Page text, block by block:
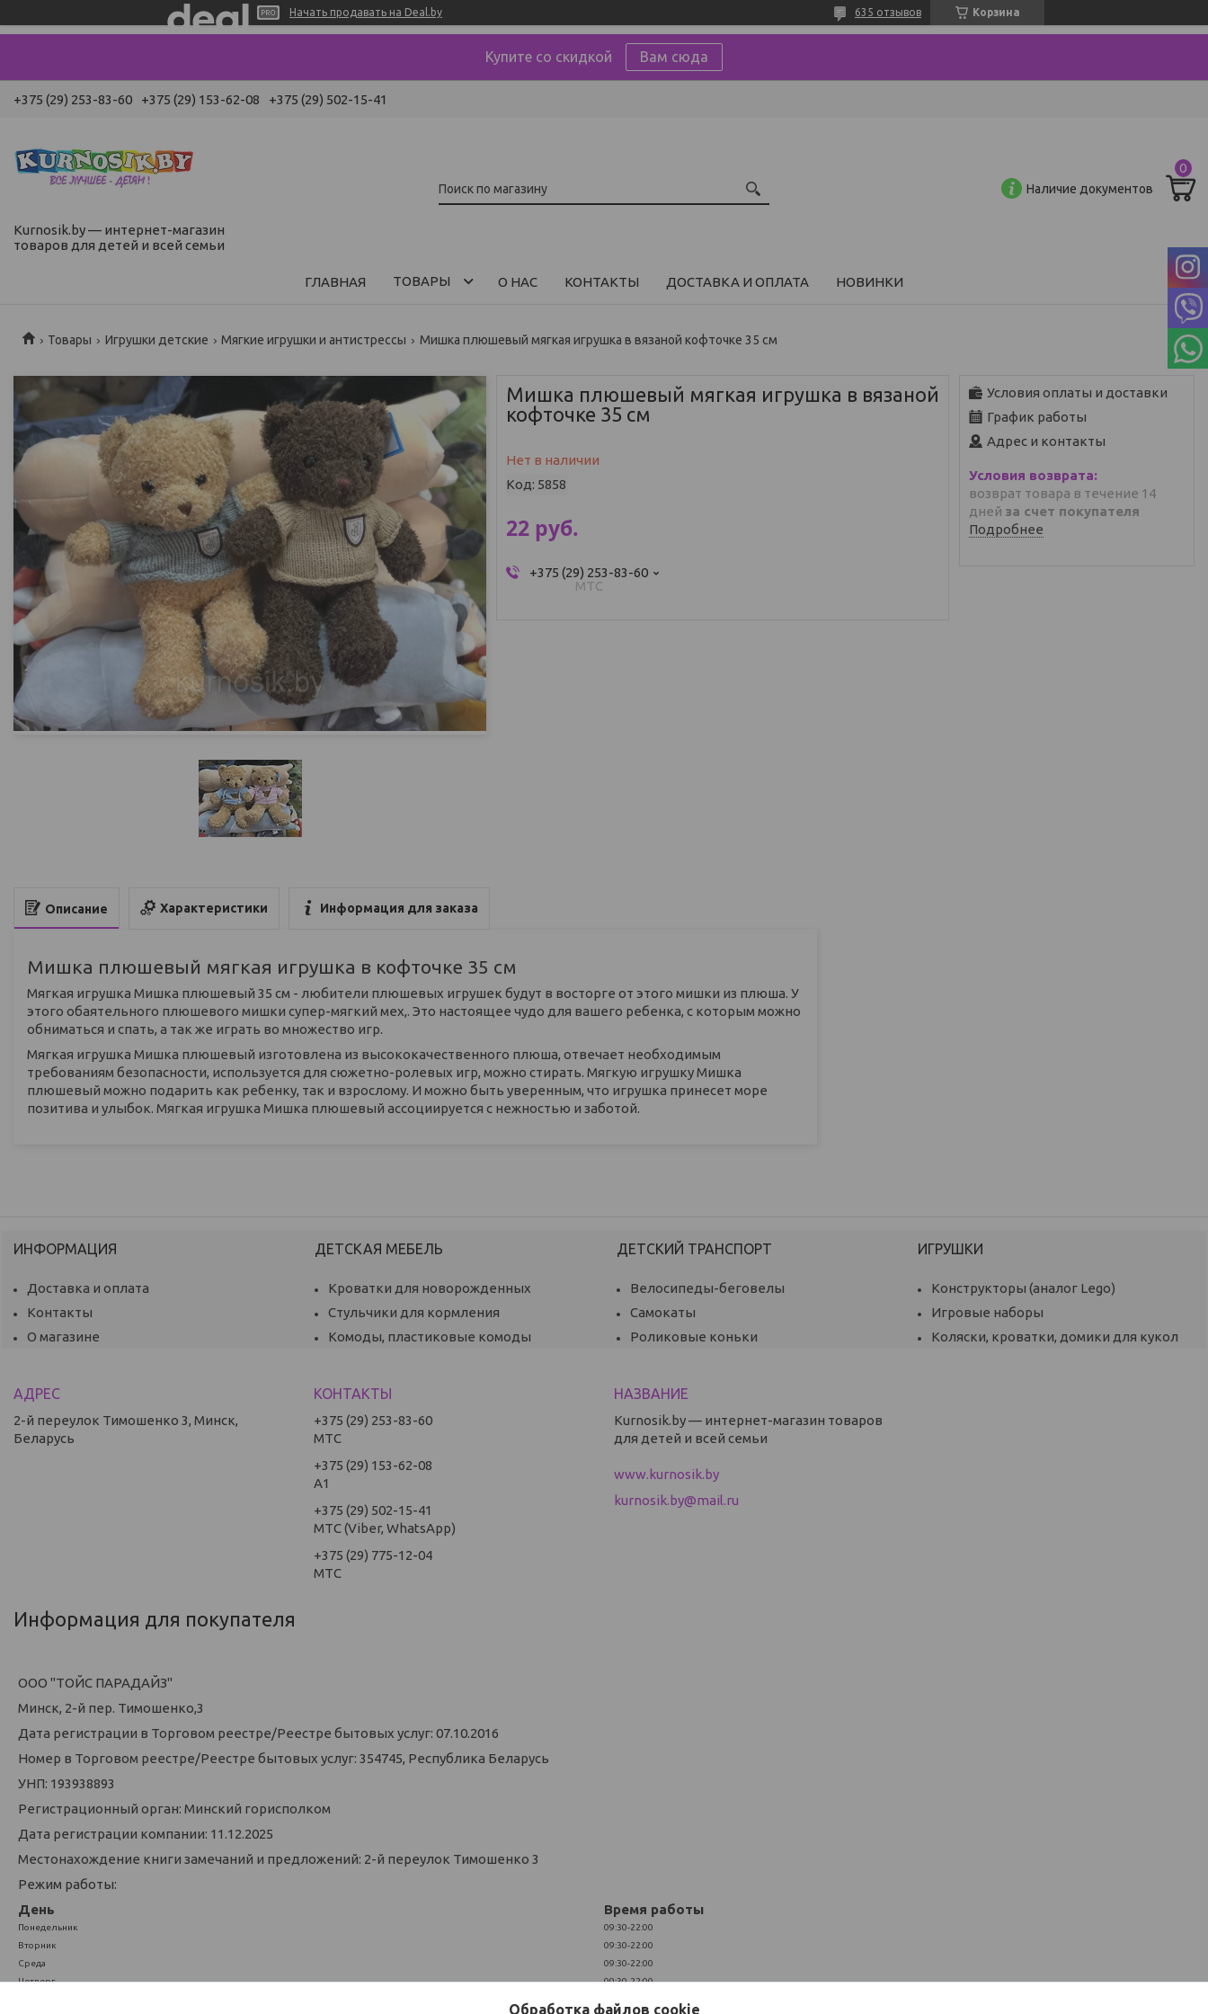
Начать продавать на Deal.by Корзина
635 отзывов
Купите со скидкой Вам сюда
+375 (29) 253-83-60 +375 (29) 153-62-08 +375 (29) 502-15-41
Kurnosik.by — интернет-магазин
товаров для детей и всей семьи
Наличие документов
ГЛАВНАЯ ТОВАРЫ О НАС КОНТАКТЫ ДОСТАВКА И ОПЛАТА НОВИНКИ
Товары Игрушки детские Мягкие игрушки и антистрессы Мишка плюшевый мягкая игрушка в вязаной кофточке 35 см
Мишка плюшевый мягкая игрушка в вязаной
кофточке 35 см
Нет в наличии
Код: 5858
22 руб.
+375 (29) 253-83-60
МТС
Условия оплаты и доставки
График работы
Адрес и контакты
возврат товара в течение 14
дней за счет покупателя
Подробнее
Описание Характеристики Информация для заказа
Мишка плюшевый мягкая игрушка в кофточке 35 см
Мягкая игрушка Мишка плюшевый 35 см - любители плюшевых игрушек будут в восторге от этого мишки из плюша. У
этого обаятельного плюшевого мишки супер-мягкий мех,. Это настоящее чудо для вашего ребенка, с которым можно
обниматься и спать, а так же играть во множество игр.
Мягкая игрушка Мишка плюшевый изготовлена из высококачественного плюша, отвечает необходимым
требованиям безопасности, используется для сюжетно-ролевых игр, можно стирать. Мягкую игрушку Мишка
плюшевый можно подарить как ребенку, так и взрослому. И можно быть уверенным, что игрушка принесет море
позитива и улыбок. Мягкая игрушка Мишка плюшевый ассоциируется с нежностью и заботой.
ИНФОРМАЦИЯ
Доставка и оплата
Контакты
О магазине
ДЕТСКАЯ МЕБЕЛЬ
Кроватки для новорожденных
Стульчики для кормления
Комоды, пластиковые комоды
ДЕТСКИЙ ТРАНСПОРТ
Велосипеды-беговелы
Самокаты
Роликовые коньки
ИГРУШКИ
Конструкторы (аналог Lego)
Игровые наборы
Коляски, кроватки, домики для кукол
2-й переулок Тимошенко 3, Минск,
Беларусь
+375 (29) 253-83-60
МТС
+375 (29) 153-62-08
А1
+375 (29) 502-15-41
МТС (Viber, WhatsApp)
+375 (29) 775-12-04
МТС
Kurnosik.by — интернет-магазин товаров
для детей и всей семьи
www.kurnosik.by
kurnosik.by@mail.ru
Информация для покупателя
ООО "ТОЙС ПАРАДАЙЗ"
Минск, 2-й пер. Тимошенко,3
Дата регистрации в Торговом реестре/Реестре бытовых услуг: 07.10.2016
Номер в Торговом реестре/Реестре бытовых услуг: 354745, Республика Беларусь
УНП: 193938893
Регистрационный орган: Минский горисполком
Дата регистрации компании: 11.12.2025
Местонахождение книги замечаний и предложений: 2-й переулок Тимошенко 3
Режим работы:
День
Время работы
Понедельник
09:30-22:00
Вторник
09:30-22:00
Среда
09:30-22:00
Четверг
09:30-22:00
Обработка файлов cookie